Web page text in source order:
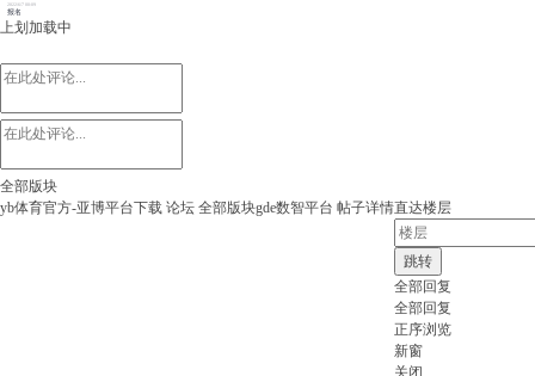
2022/6/7 00:09
报名
上划加载中
全部版块
yb体育官方-亚博平台下载 论坛 全部版块gde数智平台 帖子详情直达楼层
跳转
全部回复
全部回复
正序浏览
新窗
关闭